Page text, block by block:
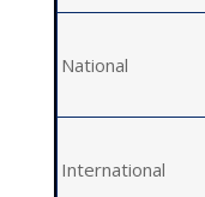
National
International